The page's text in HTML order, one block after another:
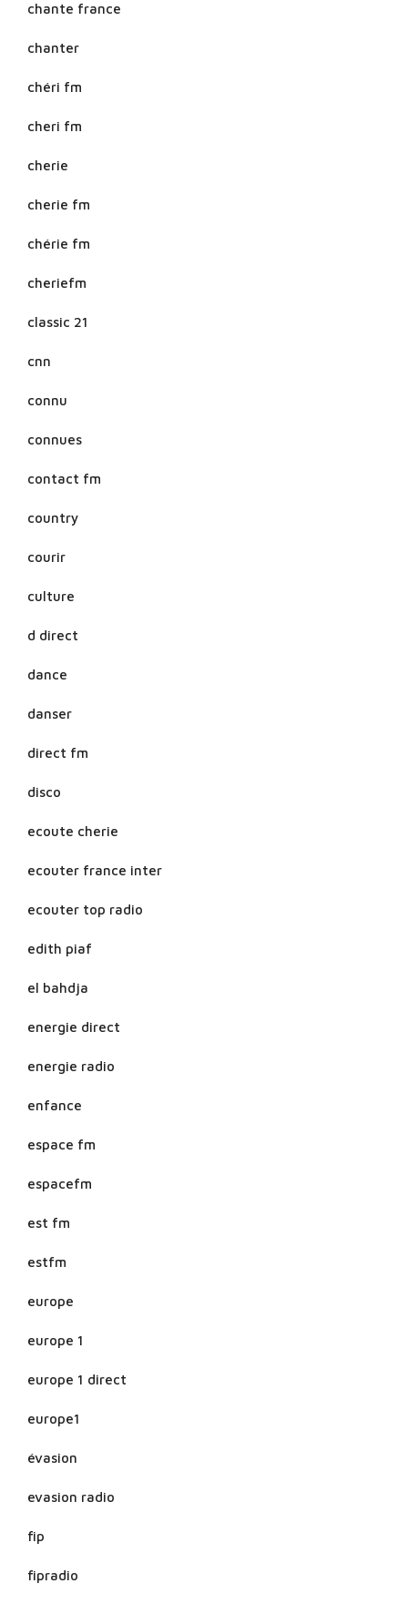
chante france
chanter
chéri fm
cheri fm
cherie
cherie fm
chérie fm
cheriefm
classic 21
cnn
connu
connues
contact fm
country
courir
culture
d direct
dance
danser
direct fm
disco
ecoute cherie
ecouter france inter
ecouter top radio
edith piaf
el bahdja
energie direct
energie radio
enfance
espace fm
espacefm
est fm
estfm
europe
europe 1
europe 1 direct
europe1
évasion
evasion radio
fip
fipradio